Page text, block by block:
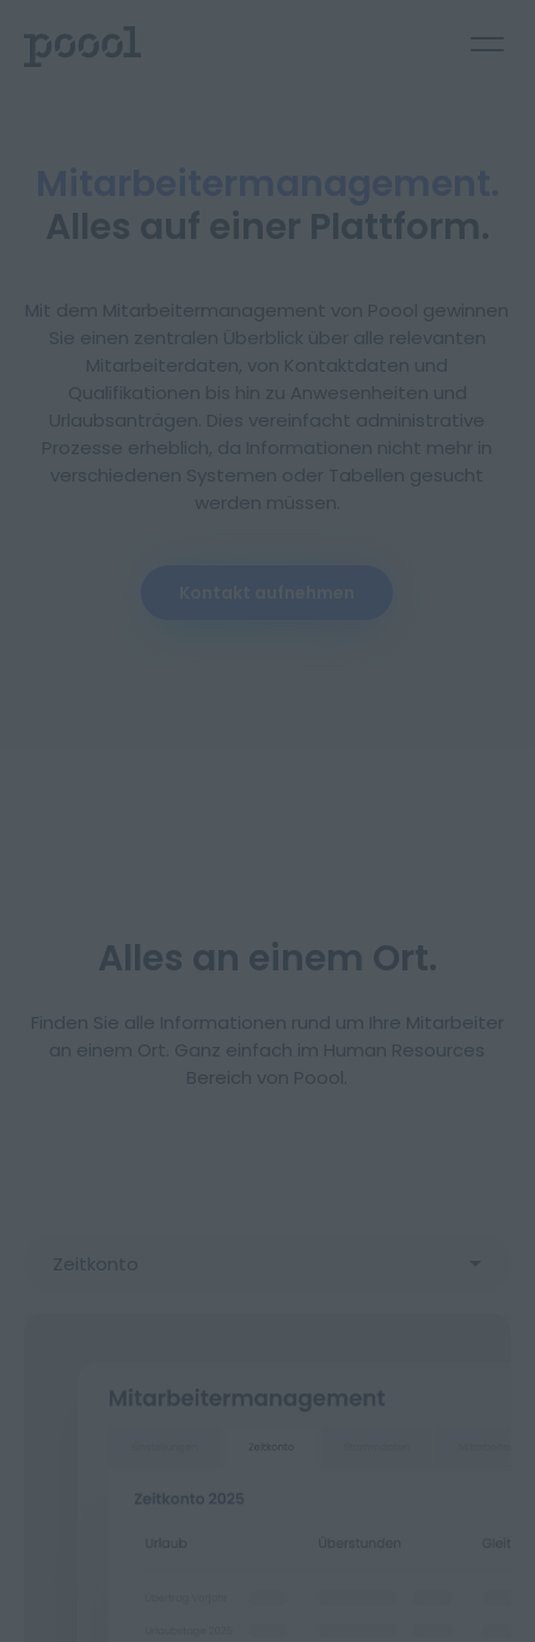
DeutschEnglish
Alles auf einer Plattform.
Mit dem Mitarbeitermanagement von Poool gewinnen
Sie einen zentralen Überblick über alle relevanten
Mitarbeiterdaten, von Kontaktdaten und
Qualifikationen bis hin zu Anwesenheiten und
Urlaubsanträgen. Dies vereinfacht administrative
Prozesse erheblich, da Informationen nicht mehr in
verschiedenen Systemen oder Tabellen gesucht
werden müssen.
Alles an einem Ort.
Finden Sie alle Informationen rund um Ihre Mitarbeiter
an einem Ort. Ganz einfach im Human Resources
Bereich von Poool.